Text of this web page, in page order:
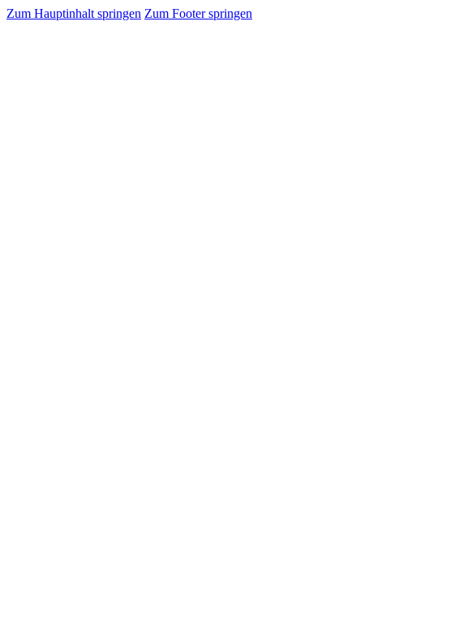
Zum Hauptinhalt springen Zum Footer springen